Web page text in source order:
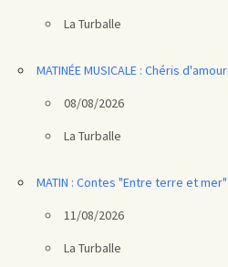
La Turballe
MATINÉE MUSICALE : Chéris d'amour
08/08/2026
La Turballe
MATIN : Contes "Entre terre et mer"
11/08/2026
La Turballe